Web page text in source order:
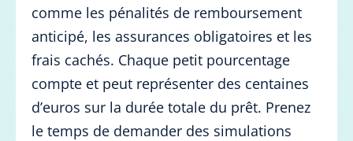
comme les pénalités de remboursement
anticipé, les assurances obligatoires et les
frais cachés. Chaque petit pourcentage
compte et peut représenter des centaines
d’euros sur la durée totale du prêt. Prenez
le temps de demander des simulations